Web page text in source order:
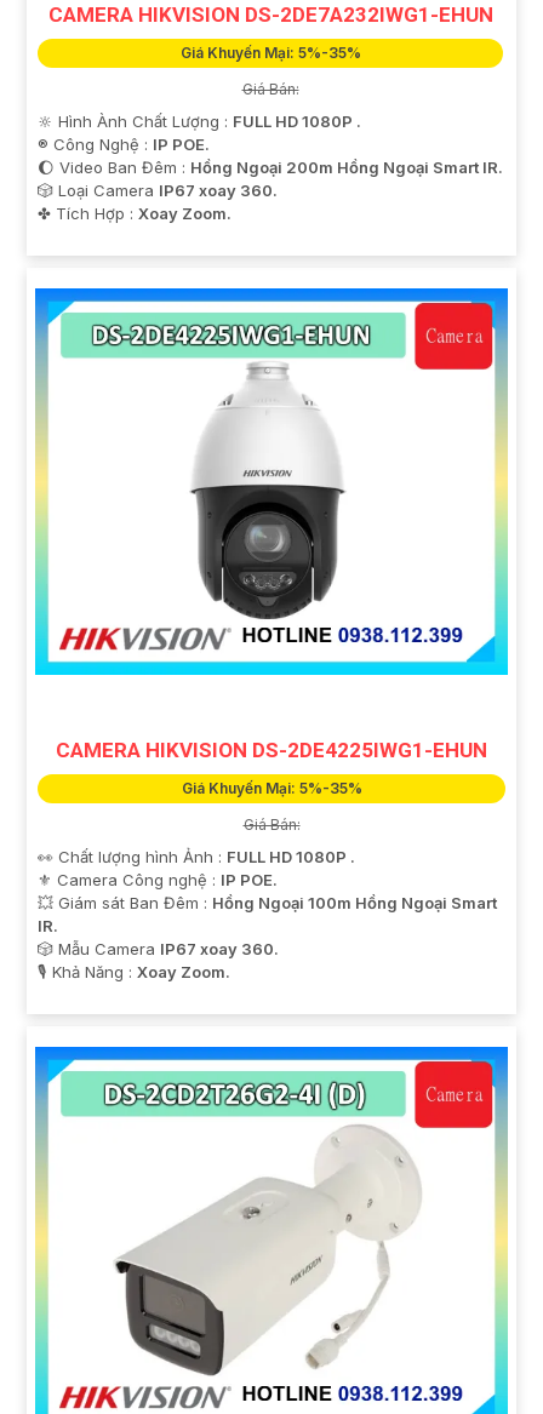
CAMERA HIKVISION DS-2DE7A232IWG1-EHUN
Giá Khuyến Mại: 5%-35%
Giá Bán:
🔆 Hình Ành Chất Lượng : FULL HD 1080P .
®️ Công Nghệ : IP POE.
🌔 Video Ban Đêm : Hồng Ngoại 200m Hồng Ngoại Smart IR.
🎲 Loại Camera IP67 xoay 360.
️✤ Tích Hợp : Xoay Zoom.
CAMERA HIKVISION DS-2DE4225IWG1-EHUN
Giá Khuyến Mại: 5%-35%
Giá Bán:
👀 Chất lượng hình Ảnh : FULL HD 1080P .
⚜️ Camera Công nghệ : IP POE.
💥 Giám sát Ban Đêm : Hồng Ngoại 100m Hồng Ngoại Smart
IR.
🎲 Mẫu Camera IP67 xoay 360.
️🎙 Khả Năng : Xoay Zoom.